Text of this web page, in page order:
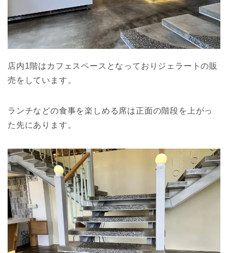
店内1階はカフェスペースとなっておりジェラートの販
売をしています。
ランチなどの食事を楽しめる席は正面の階段を上がっ
た先にあります。